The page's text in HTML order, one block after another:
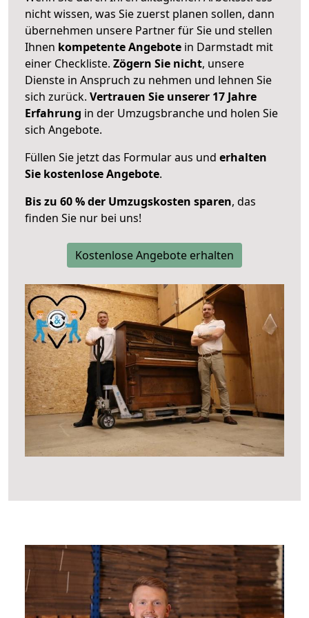
nicht wissen, was Sie zuerst planen sollen, dann
übernehmen unsere Partner für Sie und stellen
Ihnen kompetente Angebote in Darmstadt mit
einer Checkliste. Zögern Sie nicht, unsere
Dienste in Anspruch zu nehmen und lehnen Sie
sich zurück. Vertrauen Sie unserer 17 Jahre
Erfahrung in der Umzugsbranche und holen Sie
sich Angebote.
Füllen Sie jetzt das Formular aus und erhalten
Sie kostenlose Angebote.
Bis zu 60 % der Umzugskosten sparen, das
finden Sie nur bei uns!
Kostenlose Angebote erhalten